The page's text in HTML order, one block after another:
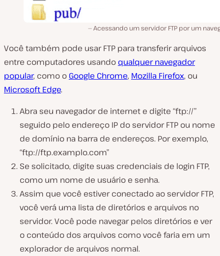
Acessando um servidor FTP por um
Você também pode usar FTP para transferir arquivos
entre computadores usando qualquer navegador
popular, como o Google Chrome, Mozilla Firefox, ou
Microsoft Edge.
Abra seu navegador de internet e digite “ftp://”
seguido pelo endereço IP do servidor FTP ou nome
de domínio na barra de endereços. Por exemplo,
“ftp://ftp.examplo.com”
Se solicitado, digite suas credenciais de login FTP,
como um nome de usuário e senha.
Assim que você estiver conectado ao servidor FTP,
você verá uma lista de diretórios e arquivos no
servidor. Você pode navegar pelos diretórios e ver
o conteúdo dos arquivos como você faria em um
explorador de arquivos normal.